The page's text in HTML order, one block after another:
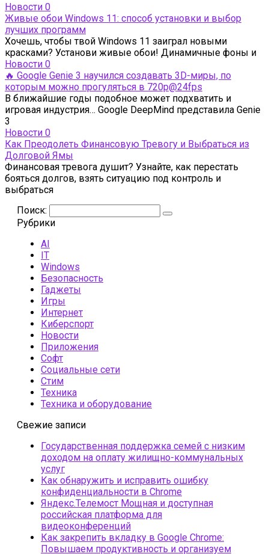
Новости 0
Живые обои Windows 11: способ установки и выбор
лучших программ
Хочешь, чтобы твой Windows 11 заиграл новыми
красками? Установи живые обои! Динамичные фоны и
Новости 0
🔥 Google Genie 3 научился создавать 3D-миры, по
которым можно прогуляться в 720p@24fps
В ближайшие годы подобное может подхватить и
игровая индустрия… Google DeepMind представила Genie
3
Новости 0
Как Преодолеть Финансовую Тревогу и Выбраться из
Долговой Ямы
Финансовая тревога душит? Узнайте, как перестать
бояться долгов, взять ситуацию под контроль и
выбраться
Поиск:
Рубрики
AI
IT
Windows
Безопасность
Гаджеты
Игры
Интернет
Киберспорт
Новости
Приложения
Софт
Социальные сети
Стим
Техника
Техника и оборудование
Свежие записи
Государственная поддержка семей с низким
доходом на оплату жилищно-коммунальных
услуг
Как обнаружить и исправить ошибку
конфиденциальности в Chrome
Яндекс.Телемост Мощная и доступная
российская платформа для
видеоконференций
Как закрепить вкладку в Google Chrome:
Повышаем продуктивность и организуем